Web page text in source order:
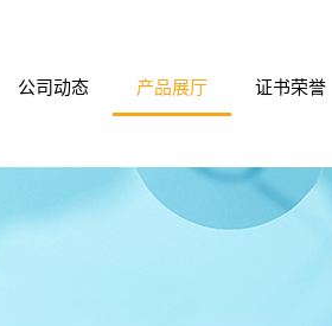
公司动态 产品展厅 证书荣誉